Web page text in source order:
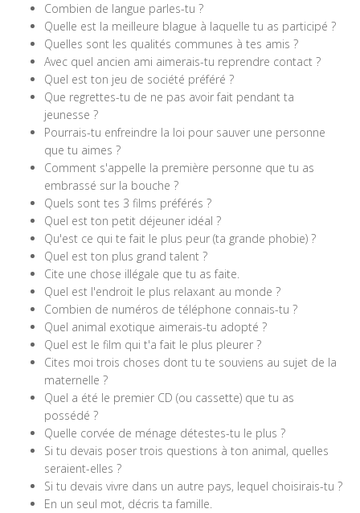
Combien de langue parles-tu ?
Quelle est la meilleure blague à laquelle tu as participé ?
Quelles sont les qualités communes à tes amis ?
Avec quel ancien ami aimerais-tu reprendre contact ?
Quel est ton jeu de société préféré ?
Que regrettes-tu de ne pas avoir fait pendant ta
jeunesse ?
Pourrais-tu enfreindre la loi pour sauver une personne
que tu aimes ?
Comment s'appelle la première personne que tu as
embrassé sur la bouche ?
Quels sont tes 3 films préférés ?
Quel est ton petit déjeuner idéal ?
Qu'est ce qui te fait le plus peur (ta grande phobie) ?
Quel est ton plus grand talent ?
Cite une chose illégale que tu as faite.
Quel est l'endroit le plus relaxant au monde ?
Combien de numéros de téléphone connais-tu ?
Quel animal exotique aimerais-tu adopté ?
Quel est le film qui t'a fait le plus pleurer ?
Cites moi trois choses dont tu te souviens au sujet de la
maternelle ?
Quel a été le premier CD (ou cassette) que tu as
possédé ?
Quelle corvée de ménage détestes-tu le plus ?
Si tu devais poser trois questions à ton animal, quelles
seraient-elles ?
Si tu devais vivre dans un autre pays, lequel choisirais-tu ?
En un seul mot, décris ta famille.